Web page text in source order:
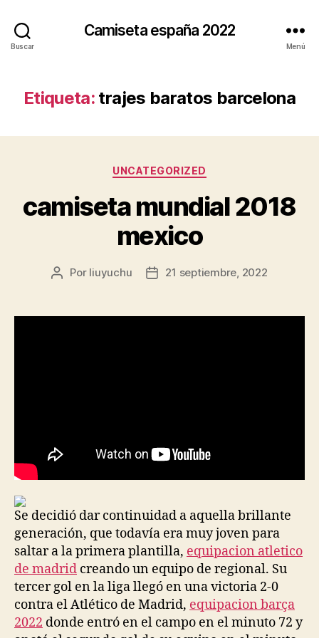
Buscar
Camiseta españa 2022
Menú
Etiqueta: trajes baratos barcelona
Categorías
UNCATEGORIZED
camiseta mundial 2018
mexico
Autor
entrada
Por liuyuchu
Fecha
entrada
21 septiembre, 2022
Se decidió dar continuidad a aquella brillante
generación, que todavía era muy joven para
saltar a la primera plantilla, equipacion atletico
de madrid creando un equipo de regional. Su
tercer gol en la liga llegó en una victoria 2-0
contra el Atlético de Madrid, equipacion barça
2022 donde entró en el campo en el minuto 72 y